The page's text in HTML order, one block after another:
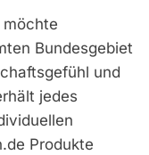
möchte
Bundesgebiet
und
jedes
Produkte